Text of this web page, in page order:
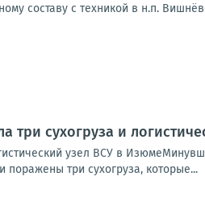
составу с техникой в н.п.
три сухогруза и
узел ВСУ в
три сухогруза, которые...